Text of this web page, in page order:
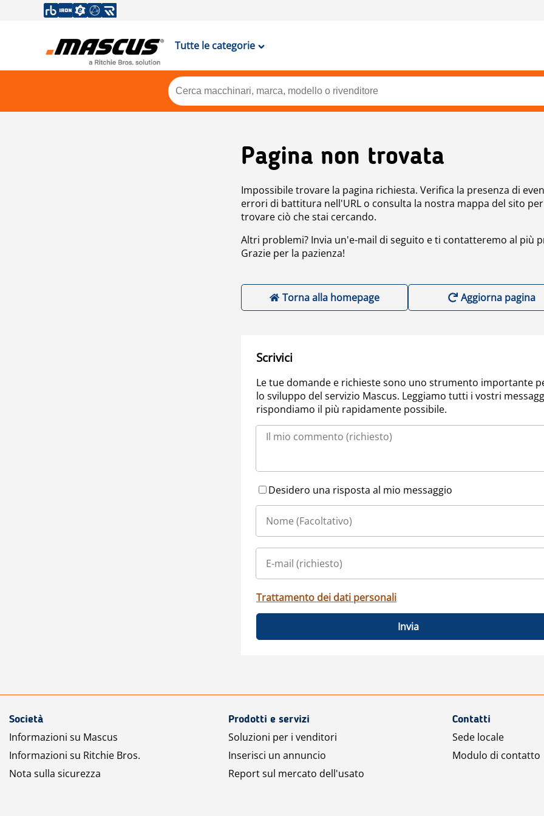
Tutte le categorie
Pagina non trovata
Impossibile trovare la pagina richiesta. Verifica la presenza di
errori di battitura nell'URL o consulta la nostra mappa del sito per
trovare ciò che stai cercando.
Altri problemi? Invia un'e-mail di seguito e ti contatteremo al più
Grazie per la pazienza!
Torna alla homepage Aggiorna pagina
Scrivici
Le tue domande e richieste sono uno strumento importante
lo sviluppo del servizio Mascus. Leggiamo tutti i vostri
rispondiamo il più rapidamente possibile.
Desidero una risposta al mio messaggio
Trattamento dei dati personali
Invia
Società
Informazioni su Mascus
Informazioni su Ritchie Bros.
Nota sulla sicurezza
Prodotti e servizi
Soluzioni per i venditori
Inserisci un annuncio
Report sul mercato dell'usato
Contatti
Sede locale
Modulo di contatto